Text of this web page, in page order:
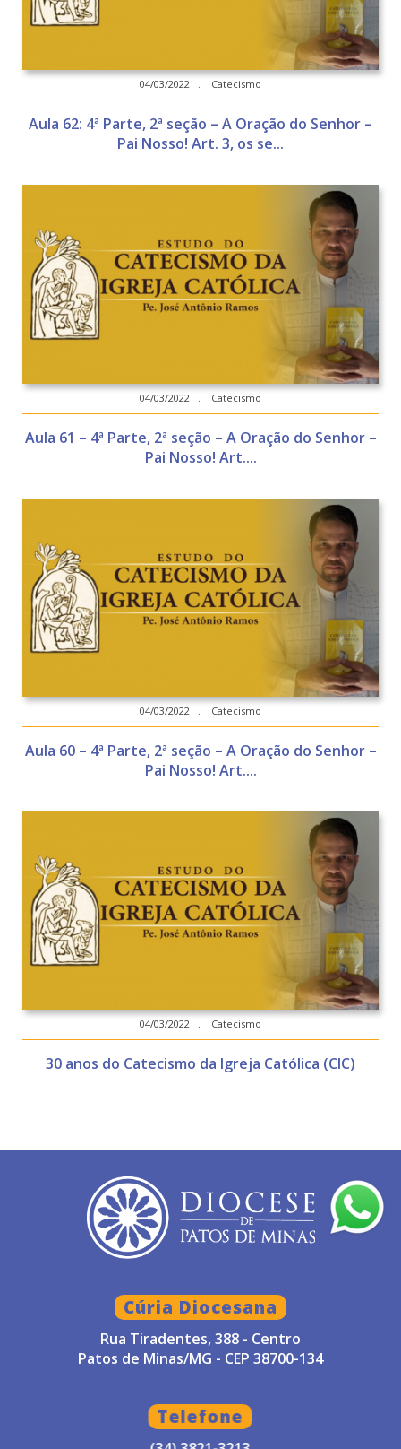
04/03/2022 . Catecismo
Aula 62: 4ª Parte, 2ª seção – A Oração do Senhor –
Pai Nosso! Art. 3, os se...
04/03/2022 . Catecismo
Aula 61 – 4ª Parte, 2ª seção – A Oração do Senhor –
Pai Nosso! Art....
04/03/2022 . Catecismo
Aula 60 – 4ª Parte, 2ª seção – A Oração do Senhor –
Pai Nosso! Art....
04/03/2022 . Catecismo
30 anos do Catecismo da Igreja Católica (CIC)
Cúria Diocesana
Rua Tiradentes, 388 - Centro
Patos de Minas/MG - CEP 38700-134
Telefone